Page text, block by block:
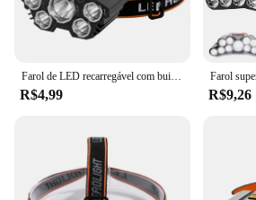
Farol de LED recarregável com built-in 18650 bateria, luz forte, lâmpada principal, lanterna, lanterna de pesca, ao ar livre, USB, 5, 11
R$4,99 R$9,26